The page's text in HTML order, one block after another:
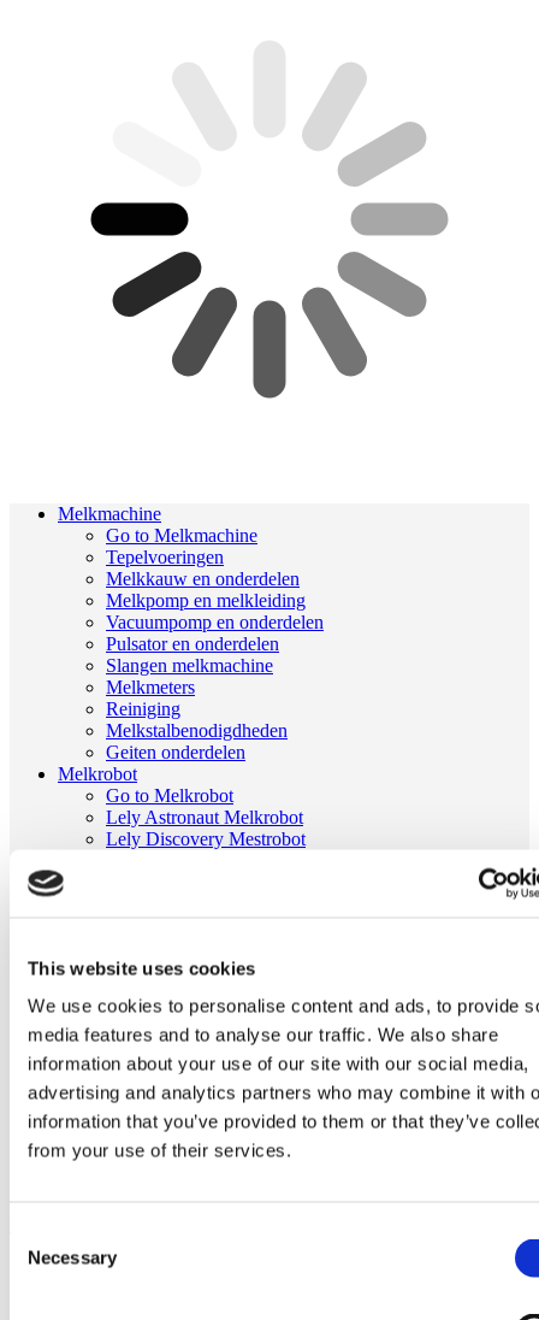
This website uses cookies
We use cookies to personalise content and ads, to provide
media features and to analyse our traffic. We also share
information about your use of our site with our social media,
advertising and analytics partners who may combine it with
information that you’ve provided to them or that they’ve
from your use of their services.
Selection
Necessary
Melkmachine
Go to Melkmachine
Tepelvoeringen
Melkkauw en onderdelen
Melkpomp en melkleiding
Vacuumpomp en onderdelen
Pulsator en onderdelen
Slangen melkmachine
Melkmeters
Reiniging
Melkstalbenodigdheden
Geiten onderdelen
Melkrobot
Go to Melkrobot
Lely Astronaut Melkrobot
Lely Discovery Mestrobot
Koeborstel
Minimelkers
stalartikelen
Skelex
Home
Stal benodigdheden
Originele printplaat voor flexibele DeLaval koeborstel model